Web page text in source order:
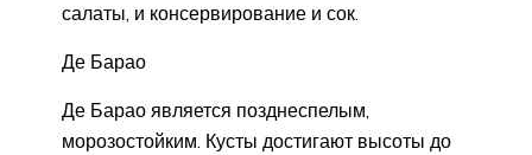
салаты, и консервирование и сок.
Де Барао
Де Барао является позднеспелым,
морозостойким. Кусты достигают высоты до